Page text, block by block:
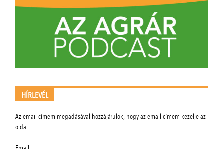
HÍRLEVÉL
Az email címem megadásával hozzájárulok, hogy az email címem kezelje az
oldal.